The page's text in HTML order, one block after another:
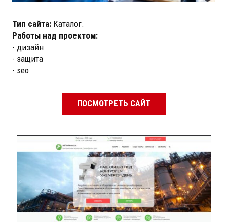
Тип сайта: Каталог.
Работы над проектом:
- дизайн
- защита
- seo
ПОСМОТРЕТЬ САЙТ